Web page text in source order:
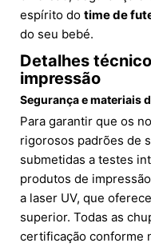
espírito do time de
do seu bebé.
Detalhes
impressão
Segurança e materiais
Para garantir que os
rigorosos padrões de
submetidas a testes
produtos de
a laser UV, que
superior. Todas as
certificação conforme